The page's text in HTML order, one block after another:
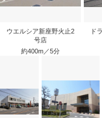
ウエルシア新座野火止2
号店
約400m／5分
ド